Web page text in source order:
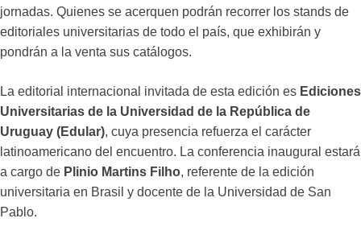
jornadas. Quienes se acerquen podrán recorrer los stands de
editoriales universitarias de todo el país, que exhibirán y
pondrán a la venta sus catálogos.
La editorial internacional invitada de esta edición es Ediciones
Universitarias de la Universidad de la República de
Uruguay (Edular), cuya presencia refuerza el carácter
latinoamericano del encuentro. La conferencia inaugural estará
a cargo de Plinio Martins Filho, referente de la edición
universitaria en Brasil y docente de la Universidad de San
Pablo.